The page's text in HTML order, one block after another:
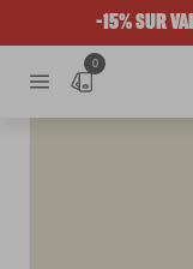
-15% SUR
0